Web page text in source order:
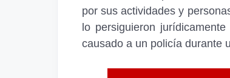
por sus actividades y
lo persiguieron
causado a un policía durante